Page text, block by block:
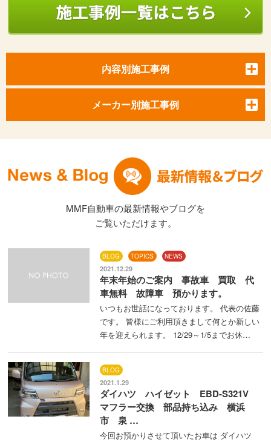
内容別施工事例
メーカー別施工事例
MMF自動車の最新情報やブログを
ご覧いただけます。
BLOG TOPICS NEWS
2021.12.29
年末年始のご案内 事故車 買取 代
車無料 故障車 預かります。
いつもお世話になっております。 代表の佐藤
です。 皆様にご利用頂きまして何とか新しい
年を迎えられます。 12/29～1/5までお休…
BLOG
2021.1.29
ダイハツ ハイゼット EBD-S321V
マフラー交換 部品持ち込み 横浜
市 泉 …
今回お預かりさせて頂いたお車は ダイハツ